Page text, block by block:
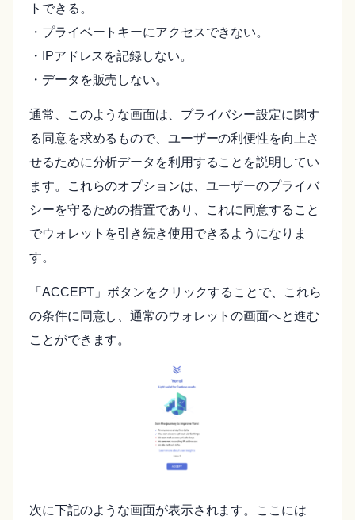
トできる。
・プライベートキーにアクセスできない。
・IPアドレスを記録しない。
・データを販売しない。
通常、このような画面は、プライバシー設定に関す
る同意を求めるもので、ユーザーの利便性を向上さ
せるために分析データを利用することを説明してい
ます。これらのオプションは、ユーザーのプライバ
シーを守るための措置であり、これに同意すること
でウォレットを引き続き使用できるようになりま
す。
「ACCEPT」ボタンをクリックすることで、これら
の条件に同意し、通常のウォレットの画面へと進む
ことができます。
次に下記のような画面が表示されます。ここには